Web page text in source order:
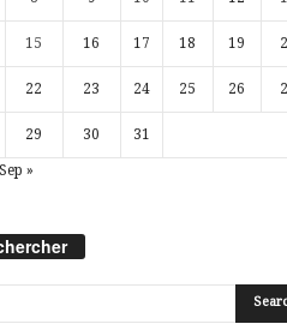
15 16 17 18 19
22 23 24 25 26
29 30 31
Sep »